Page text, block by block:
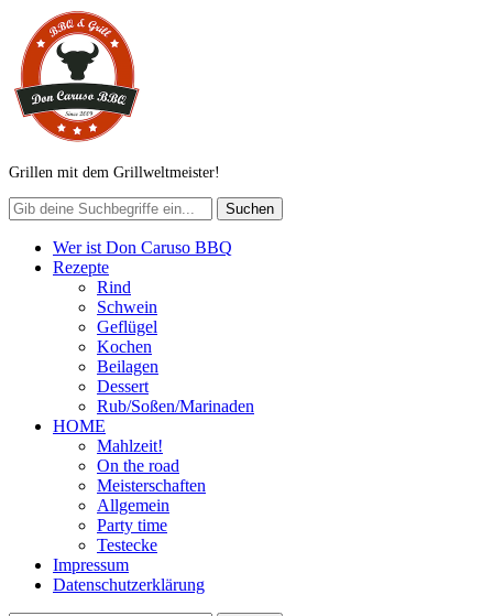
Grillen mit dem Grillweltmeister!
Wer ist Don Caruso BBQ
Rezepte
Rind
Schwein
Geflügel
Kochen
Beilagen
Dessert
Rub/Soßen/Marinaden
HOME
Mahlzeit!
On the road
Meisterschaften
Allgemein
Party time
Testecke
Impressum
Datenschutzerklärung